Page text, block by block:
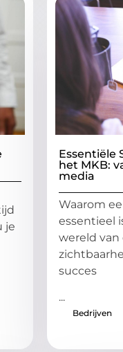
je
Essentiële
het MKB:
media
Waarom
essentieel
wereld
succes
...
Bedrijven